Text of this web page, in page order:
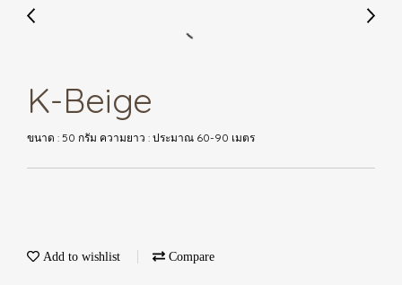
K-Beige
ขนาด : 50 กรัม ความยาว : ประมาณ 60-90 เมตร
Add to wishlist Compare